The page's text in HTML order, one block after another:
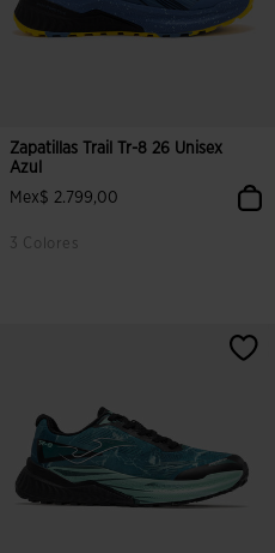
Zapatillas Trail Tr-8 26 Unisex
Azul
Mex$ 2.799,00
3 Colores
4.4 sobre 5 de valoración de clientes